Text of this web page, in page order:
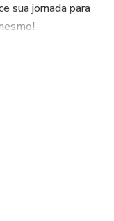
sua jornada para